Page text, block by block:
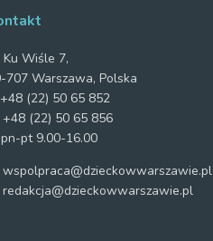
Ku Wiśle 7,
707 Warszawa, Polska
(22) 50 65 852
(22) 50 65 856
pt 9.00-16.00